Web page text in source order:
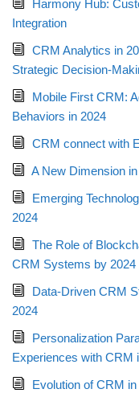
Harmony Hub:
Integration
CRM Analytics in
Strategic Decision-
Mobile First CRM:
Behaviors in 2024
CRM connect with
A New Dimension
Emerging
2024
The Role of
CRM Systems by 2024
Data-Driven CRM
2024
Personalization
Experiences with CRM
Evolution of CRM